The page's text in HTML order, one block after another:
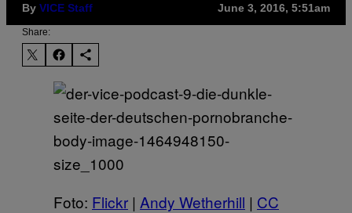
By VICE Staff June 3, 2016, 5:51am
Share:
Foto: Flickr | Andy Wetherhill | CC